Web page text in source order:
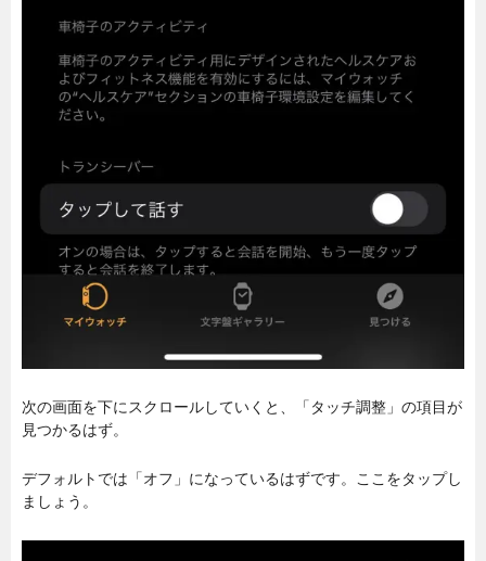
次の画面を下にスクロールしていくと、「タッチ調整」の項目が
見つかるはず。
デフォルトでは「オフ」になっているはずです。ここをタップし
ましょう。